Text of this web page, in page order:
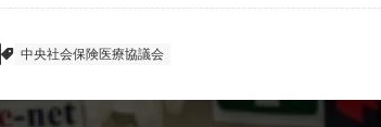
中央社会保険医療協議会